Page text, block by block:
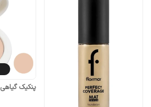
پنکیک گیاهی 1*3 سوئیت اسمیل